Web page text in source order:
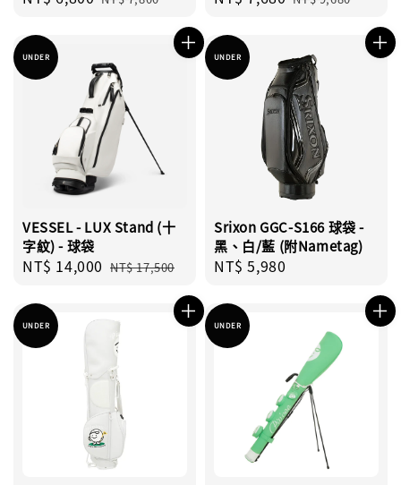
UNDER
VESSEL - LUX Stand (十
字紋) - 球袋
Sale
NT$ 14,000 Regular
NT$ 17,500
UNDER
Srixon GGC-S166 球袋 -
黑、白/藍 (附Nametag)
Regular
NT$ 5,980
UNDER UNDER